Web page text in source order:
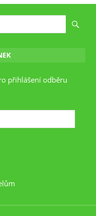
přihlášení odběru